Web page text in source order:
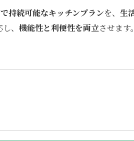
持続可能なキッチンプランを、 生
、 機能性と利便性を両立させます。